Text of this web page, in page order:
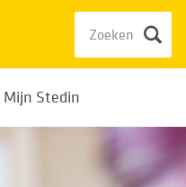
Mijn Stedin